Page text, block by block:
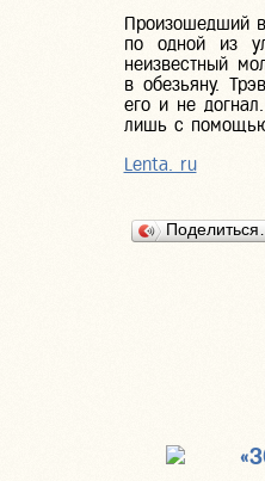
Произошедший
по одной из
неизвестный
в обезьяну.
его и не
лишь с помощью
Lenta. ru